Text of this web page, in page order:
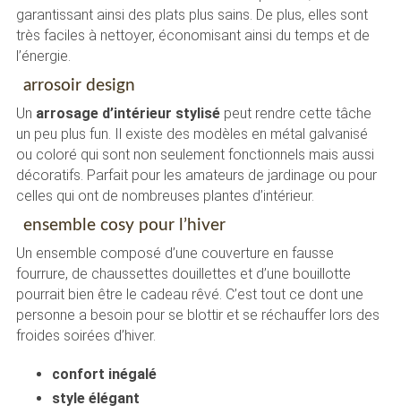
garantissant ainsi des plats plus sains. De plus, elles sont
très faciles à nettoyer, économisant ainsi du temps et de
l’énergie.
arrosoir design
Un arrosage d’intérieur stylisépeut rendre cette tâche
un peu plus fun. Il existe des modèles en métal galvanisé
ou coloré qui sont non seulement fonctionnels mais aussi
décoratifs. Parfait pour les amateurs de jardinage ou pour
celles qui ont de nombreuses plantes d’intérieur.
ensemble cosy pour l’hiver
Un ensemble composé d’une couverture en fausse
fourrure, de chaussettes douillettes et d’une bouillotte
pourrait bien être le cadeau rêvé. C’est tout ce dont une
personne a besoin pour se blottir et se réchauffer lors des
froides soirées d’hiver.
confort inégalé
style élégant